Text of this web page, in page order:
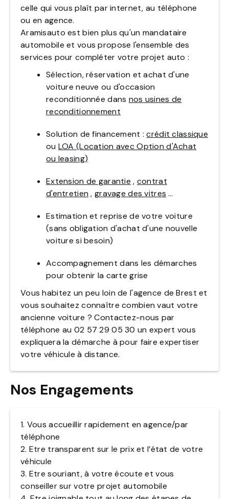
celle qui vous plaît par internet, au téléphone
ou en agence.
Aramisauto est bien plus qu'un mandataire
automobile et vous propose l'ensemble des
services pour compléter votre projet auto :
Sélection, réservation et achat d'une
voiture neuve ou d'occasion
reconditionnée dans nos usines de
reconditionnement
Solution de financement :crédit classique
ou LOA (Location avec Option d'Achat
ou leasing)
Extension de garantie , contrat
d'entretien ,gravage des vitres …
Estimation et reprise de votre voiture
(sans obligation d'achat d'une nouvelle
voiture si besoin)
Accompagnement dans les démarches
pour obtenir la carte grise
Vous habitez un peu loin de l'agence de Brest et
vous souhaitez connaître combien vaut votre
ancienne voiture ? Contactez-nous par
téléphone au 02 57 29 05 30 un expert vous
expliquera la démarche à pour faire expertiser
votre véhicule à distance.
Nos Engagements
1. Vous accueillir rapidement en agence/par
téléphone
2. Etre transparent sur le prix et l’état de votre
véhicule
3. Etre souriant, à votre écoute et vous
conseiller sur votre projet automobile